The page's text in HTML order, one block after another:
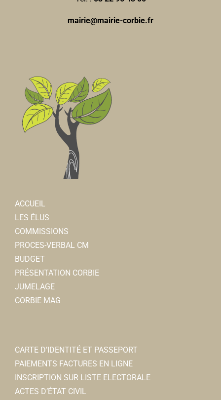
mairie@mairie-corbie.fr
ACCUEIL
LES ÉLUS
COMMISSIONS
PROCES-VERBAL CM
BUDGET
PRÉSENTATION CORBIE
JUMELAGE
CORBIE MAG
CARTE D’IDENTITÉ ET PASSEPORT
PAIEMENTS FACTURES EN LIGNE
INSCRIPTION SUR LISTE ELECTORALE
ACTES D’ÉTAT CIVIL